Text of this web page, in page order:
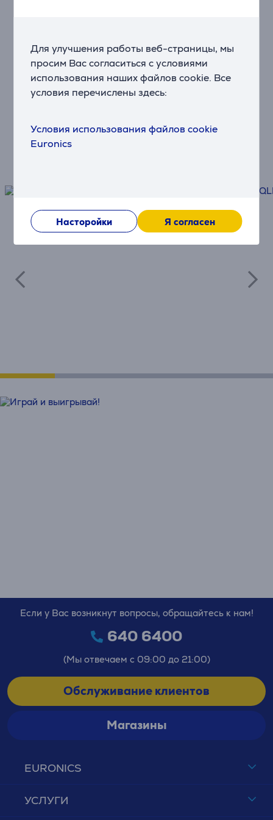
Для улучшения работы веб-страницы, мы
просим Вас согласиться с условиями
использования наших файлов cookie. Все
условия перечислены здесь:
Условия использования файлов cookie
Euronics
Насторойки Я согласен
Доставка
Быстро и удобно
Защитите свою технику
EURONICS
УСЛУГИ
Если у Вас возникнут вопросы, обращайтесь к нам!
640 6400
(Мы отвечаем с 09:00 до 21:00)
Обслуживание клиентов
Магазины